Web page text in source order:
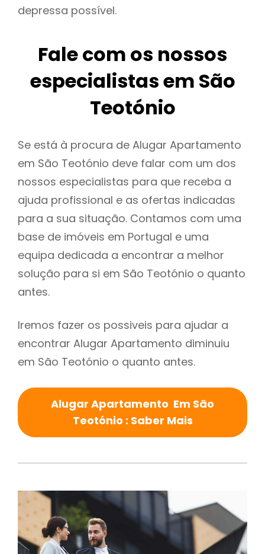
depressa possível.
Fale com os nossos
especialistas em São
Teotónio
Se está à procura de Alugar Apartamento
em São Teotónio deve falar com um dos
nossos especialistas para que receba a
ajuda profissional e as ofertas indicadas
para a sua situação. Contamos com uma
base de imóveis em Portugal e uma
equipa dedicada a encontrar a melhor
solução para si em São Teotónio o quanto
antes.
Iremos fazer os possiveis para ajudar a
encontrar Alugar Apartamento diminuiu
em São Teotónio o quanto antes.
Alugar Apartamento Em São
Teotónio : Saber Mais